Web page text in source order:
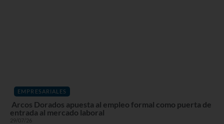
EMPRESARIALES
Arcos Dorados apuesta al empleo formal como puerta de
entrada al mercado laboral
29/07/26